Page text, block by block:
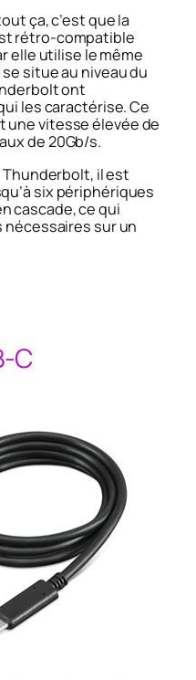
ça, c’est que la
rétro-compatible
elle utilise le même
situe au niveau du
ont
les caractérise. Ce
une vitesse élevée de
de 20Gb/s.
Thunderbolt, il est
six périphériques
cascade, ce qui
sur un
C